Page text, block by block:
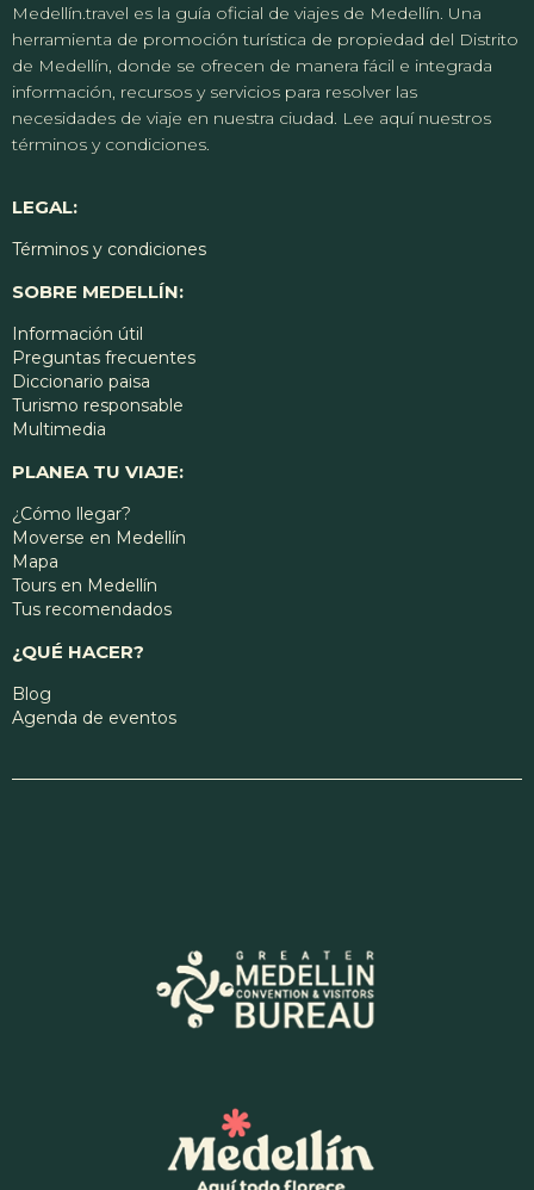
Medellín.travel es la guía oficial de viajes de Medellín. Una
herramienta de promoción turística de propiedad del Distrito
de Medellín, donde se ofrecen de manera fácil e integrada
información, recursos y servicios para resolver las
necesidades de viaje en nuestra ciudad. Lee aquí nuestros
términos y condiciones.
LEGAL:
Términos y condiciones
SOBRE MEDELLÍN:
Información útil
Preguntas frecuentes
Diccionario paisa
Turismo responsable
Multimedia
PLANEA TU VIAJE:
¿Cómo llegar?
Moverse en Medellín
Mapa
Tours en Medellín
Tus recomendados
¿QUÉ HACER?
Blog
Agenda de eventos